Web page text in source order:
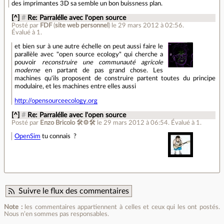
des imprimantes 3D sa semble un bon buissness plan.
[^] # Re: Parralélle avec l'open source
Posté par FDF(site web personnel ) le 29 mars 2012 à 02:56.
Évalué à 1 .
et bien sur à une autre échelle on peut aussi faire le
parallèle avec "open source ecology" qui cherche a
pouvoir
reconstruire une communauté agricole
moderneen partant de pas grand chose. Les
machines qu'ils proposent de construire partent toutes du principe
modulaire, et les machines entre elles aussi
http://opensourceecology.org
[^] # Re: Parralélle avec l'open source
Posté par Enzo Bricolo 🛠⚙🛠 le 29 mars 2012 à 06:54. Évalué à 1 .
OpenSim tu connais ?
Suivre le flux des commentaires
Note :les commentaires appartiennent à celles et ceux qui les ont postés.
Nous n’en sommes pas responsables.